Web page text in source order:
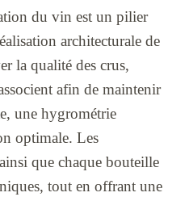
du vin est un pilier
architecturale de
la qualité des crus,
afin de maintenir
une hygrométrie
optimale. Les
que chaque bouteille
tout en offrant une